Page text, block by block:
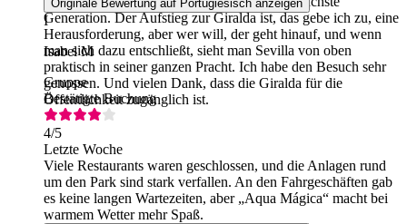
Generation. Der Aufstieg zur Giralda ist, das gebe ich zu, eine
Herausforderung, aber wer will, der geht hinauf, und wenn
man sich dazu entschließt, sieht man Sevilla von oben
praktisch in seiner ganzen Pracht. Ich habe den Besuch sehr
genossen. Und vielen Dank, dass die Giralda für die
Öffentlichkeit zugänglich ist.
Originale Bewertung auf Portugiesisch anzeigen
I
Isabel M
Gruppe
Bestätigte Buchung
4/5
Letzte Woche
Viele Restaurants waren geschlossen, und die Anlagen rund
um den Park sind stark verfallen. An den Fahrgeschäften gab
es keine langen Wartezeiten, aber „Aqua Mágica“ macht bei
warmem Wetter mehr Spaß.